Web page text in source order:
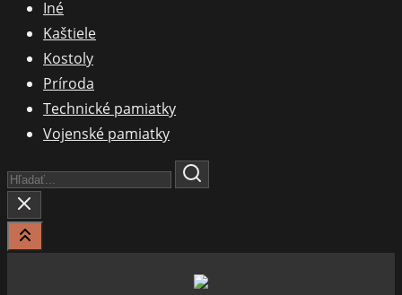
Iné
Kaštiele
Kostoly
Príroda
Technické pamiatky
Vojenské pamiatky
Search
Here...